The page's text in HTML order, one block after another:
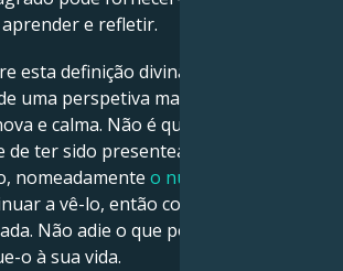
e refletir.
esta definição divina, então olhe
uma perspetiva mais elevada –
e calma. Não é qualquer pessoa
ter sido presenteada com um
nomeadamente o número de anjo
a vê-lo, então considere-se uma
Não adie o que pode aprender
o à sua vida.